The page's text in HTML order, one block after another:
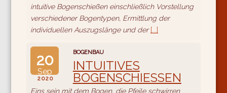
intuitive Bogenschießen einschließlich Vorstellung
verschiedener Bogentypen, Ermittlung der
individuellen Auszugslänge und der [...]
20
Sep
2020
BOGENBAU
INTUITIVES
BOGENSCHIESSEN
Eins sein mit dem Bogen, die Pfeile schwirren